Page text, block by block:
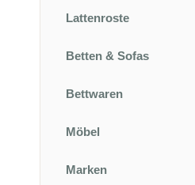
Lattenroste
Betten & Sofas
Bettwaren
Möbel
Marken